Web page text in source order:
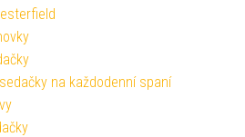
na každodenní spaní